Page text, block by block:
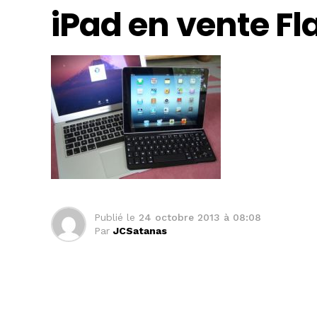
iPad en vente
Publié le 24 octobre 2013 à 08:08
Par JCSatanas